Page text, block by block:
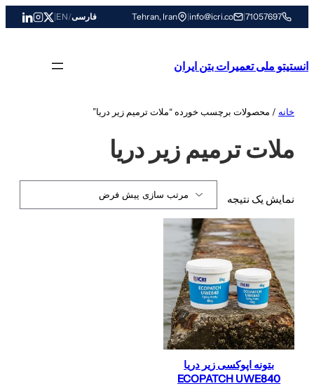
به
71057697
|
info@icri.co
|
Tehran, Iran فارسی/
EN
|
انستیتو ملی تعمیرات بتن ایران
خانه / محصولات برچسب خورده “ملات ترمیم زیر دریا”
ملات ترمیم زیر دریا
نمایش یک نتیجه
بتونه اپوکسی زیر دریا
ECOPATCH UWE840